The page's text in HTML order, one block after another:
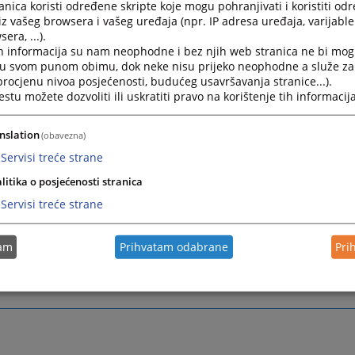
за приступ тендерској
могуће је преузети тендерске документације за
проводе у складу са међународним споразумом.
тендерске документације је могуће на начин
koristi određene skripte koje mogu pohranjivati i koristiti
vašeg browsera i vašeg uređaja (npr. IP adresa uređaja,
...).
informacija su nam neophodne i bez njih web stranica ne bi
svom punom obimu, dok neke nisu prijeko neophodne a služe
nivoa posjećenosti, budućeg usavršavanja stranice...).
možete dozvoliti ili uskratiti pravo na korištenje tih
(obavezna)
Servisi treće strane
o posjećenosti stranica
Servisi treće strane
Prihvatam odabrane